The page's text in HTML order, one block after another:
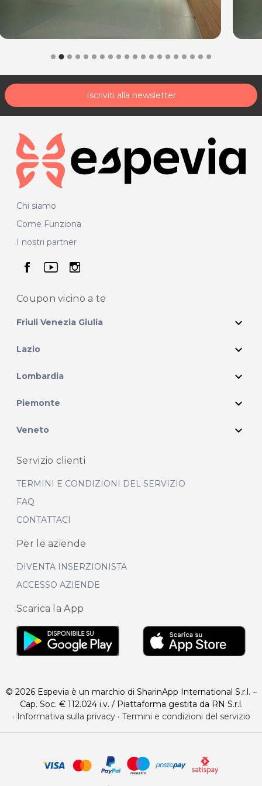
Per ulteriori informazioni sull'offerta o sulle modalità di acquisto
scrivi aposta@espevia.it.
Iscriviti alla newsletter
Chi siamo
Come Funziona
I nostri partner
seguici su facebook
seguici su youtube
seguici su instagram
Coupon vicino a te
Friuli Venezia Giulia expand_more
Lazio expand_more
Lombardia expand_more
Piemonte expand_more
Veneto expand_more
Servizio clienti
TERMINI E CONDIZIONI DEL SERVIZIO
FAQ
CONTATTACI
Per le aziende
DIVENTA INSERZIONISTA
ACCESSO AZIENDE
Scarica la App
© 2026 Espevia è un marchio di SharinApp International S.r.l. –
Cap. Soc. € 112.024 i.v. / Piattaforma gestita da RN S.r.l.
· Informativa sulla privacy· Termini e condizioni del servizio